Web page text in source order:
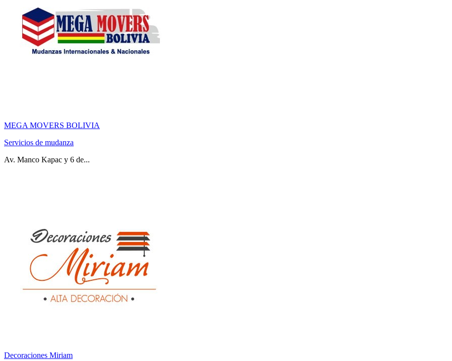
MEGA MOVERS BOLIVIA
Servicios de mudanza
Av. Manco Kapac y 6 de...
Decoraciones Miriam